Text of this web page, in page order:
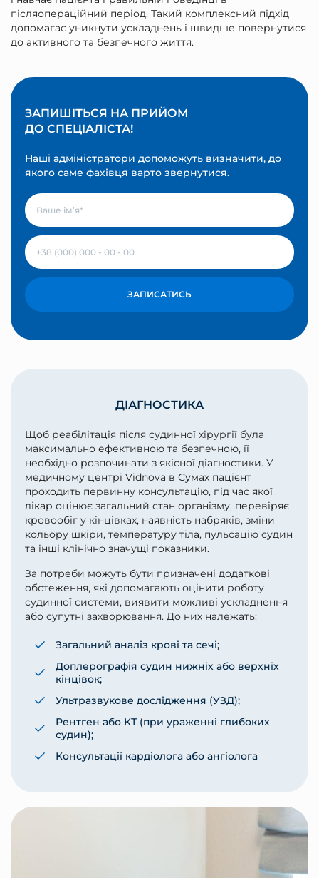
післяопераційний період. Такий комплексний підхід
допомагає уникнути ускладнень і швидше повернутися
до активного та безпечного життя.
ЗАПИШІТЬСЯ НА ПРИЙОМ
ДО СПЕЦІАЛІСТА!
Наші адміністратори допоможуть визначити, до
якого саме фахівця варто звернутися.
ЗАПИСАТИСЬ
ДІАГНОСТИКА
Щоб реабілітація після судинної хірургії була
максимально ефективною та безпечною, її
необхідно розпочинати з якісної діагностики. У
медичному центрі Vidnova в Сумах пацієнт
проходить первинну консультацію, під час якої
лікар оцінює загальний стан організму, перевіряє
кровообіг у кінцівках, наявність набряків, зміни
кольору шкіри, температуру тіла, пульсацію судин
та інші клінічно значущі показники.
За потреби можуть бути призначені додаткові
обстеження, які допомагають оцінити роботу
судинної системи, виявити можливі ускладнення
або супутні захворювання. До них належать:
Загальний аналіз крові та сечі;
Доплерографія судин нижніх або верхніх
кінцівок;
Ультразвукове дослідження (УЗД);
Рентген або КТ (при ураженні глибоких
судин);
Консультації кардіолога або ангіолога